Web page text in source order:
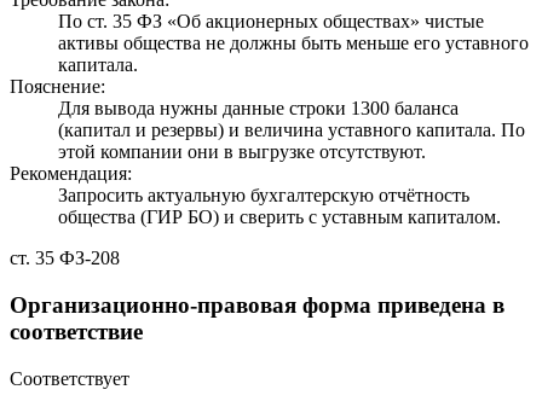
По ст. 35 ФЗ «Об акционерных обществах» чистые
активы общества не должны быть меньше его уставного
капитала.
Пояснение:
Для вывода нужны данные строки 1300 баланса
(капитал и резервы) и величина уставного капитала. По
этой компании они в выгрузке отсутствуют.
Рекомендация:
Запросить актуальную бухгалтерскую отчётность
общества (ГИР БО) и сверить с уставным капиталом.
ст. 35 ФЗ-208
Организационно-правовая форма приведена в
соответствие
Соответствует